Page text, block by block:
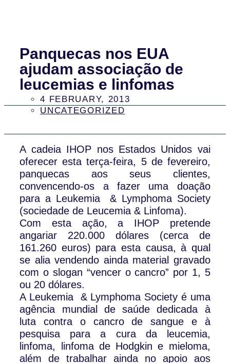
Panquecas nos EUA
ajudam associação de
leucemias e linfomas
4 FEBRUARY, 2013
UNCATEGORIZED
A cadeia IHOP nos Estados Unidos vai
oferecer esta terça-feira, 5 de fevereiro,
panquecas aos seus clientes,
convencendo-os a fazer uma doação
para a Leukemia & Lymphoma Society
(sociedade de Leucemia & Linfoma).
Com esta ação, a IHOP pretende
angariar 220.000 dólares (cerca de
161.260 euros) para esta causa, à qual
se alia vendendo ainda material gravado
com o slogan “vencer o cancro” por 1, 5
ou 20 dólares.
A Leukemia & Lymphoma Society é uma
agência mundial de saúde dedicada à
luta contra o cancro de sangue e à
pesquisa para a cura da leucemia,
linfoma, linfoma de Hodgkin e mieloma,
além de trabalhar ainda no apoio aos